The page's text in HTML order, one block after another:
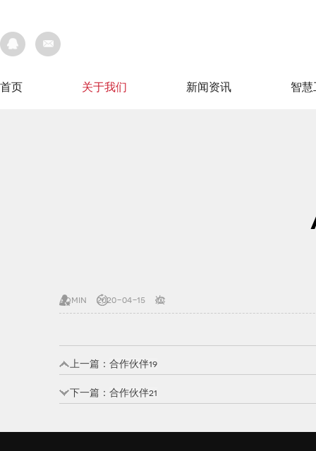
首页 关于我们 新闻资讯 智
admin 2020-04-15 次
上一篇： 合作伙伴19
下一篇： 合作伙伴21